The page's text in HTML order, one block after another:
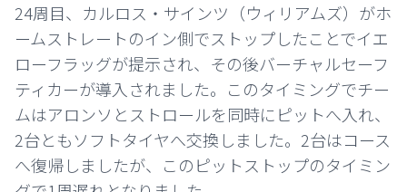
24周目、カルロス・サインツ（ウィリアムズ）がホ
ームストレートのイン側でストップしたことでイエ
ローフラッグが提示され、その後バーチャルセーフ
ティカーが導入されました。このタイミングでチー
ムはアロンソとストロールを同時にピットへ入れ、
2台ともソフトタイヤへ交換しました。2台はコース
へ復帰しましたが、このピットストップのタイミン